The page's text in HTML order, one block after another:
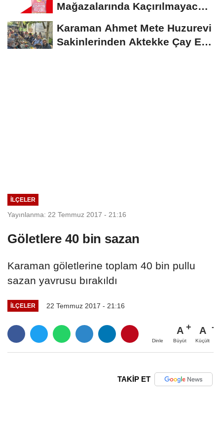
Mağazalarında Kaçırılmayacak
Karaman Ahmet Mete Huzurevi
Sakinlerinden Aktekke Çay Evi
İLÇELER
Yayınlanma: 22 Temmuz 2017 - 21:16
Göletlere 40 bin sazan
Karaman göletlerine toplam 40 bin pullu
sazan yavrusu bırakıldı
İLÇELER 22 Temmuz 2017 - 21:16
Dinle
A
Büyüt
A
Küçült
TAKİP ET